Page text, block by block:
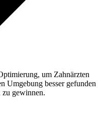
um Zahnärzten
Umgebung besser gefunden
zu gewinnen.